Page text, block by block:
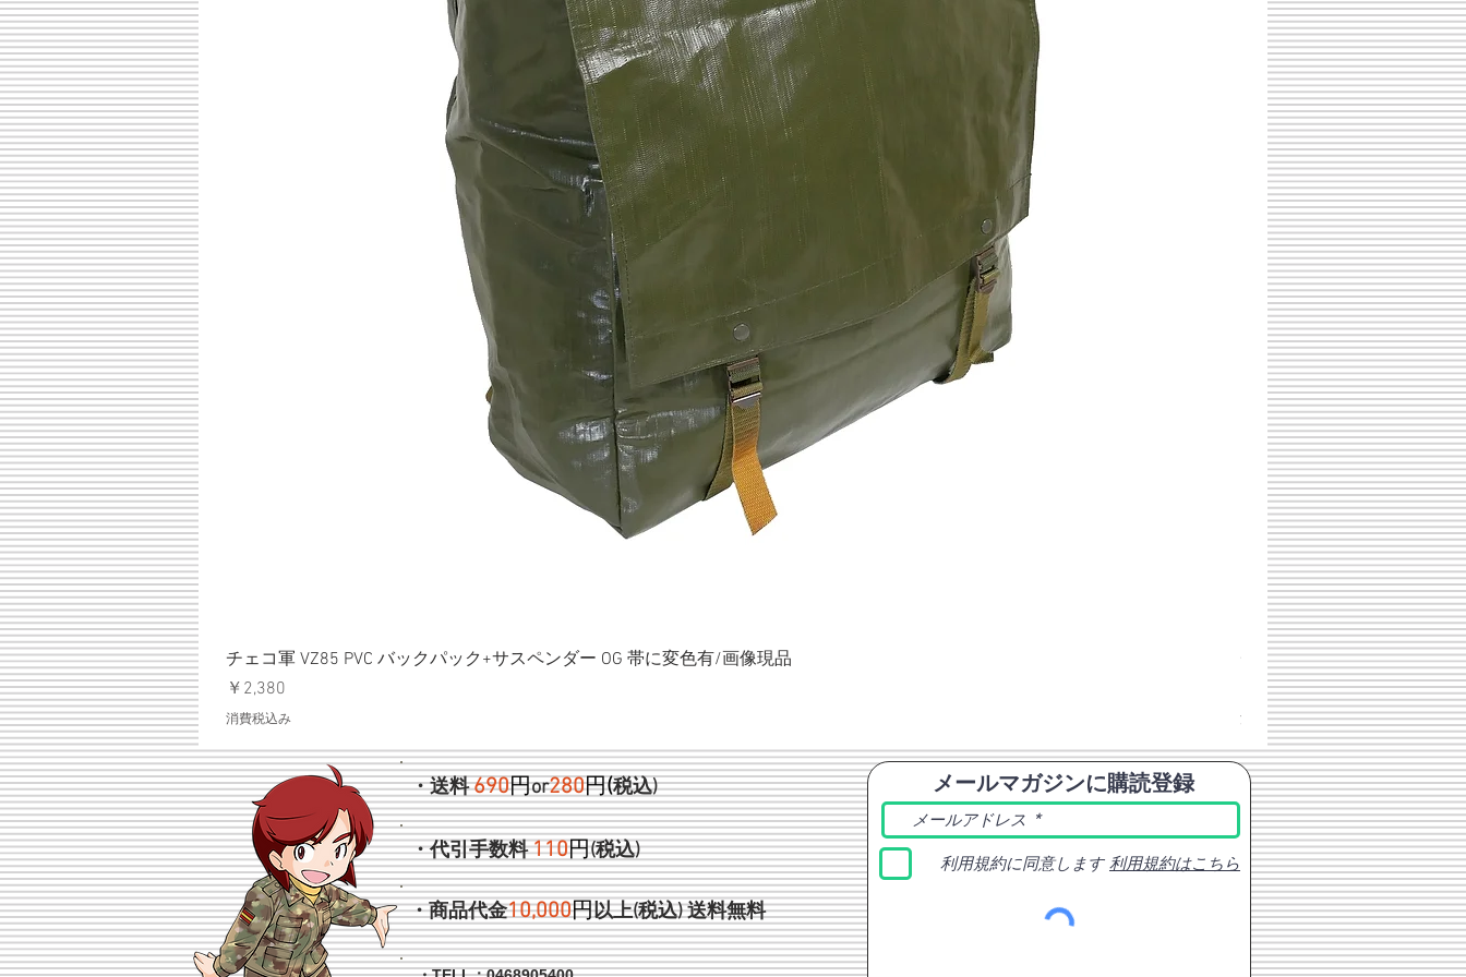
チェコ軍 VZ85 PVC バックパック+サスペンダー OG 帯に変色有/画像現品
価格
￥2,380
消費税込み
チェコスロバキア軍 連邦共
価格
￥398
消費税込み
・送料690円or280円(税込)
・代引手数料110円(税込)
・商品代金10,000円以上(税込)送料無料
メールマガジンに購読登録
利用規約に同意します 利用規約はこちら